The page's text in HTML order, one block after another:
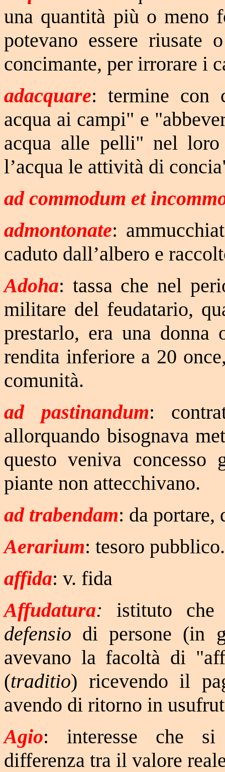
una quantità più o meno
potevano essere
concimante, per irrorare i
adacquare: termine con
acqua ai campi" e
acqua alle pelli" nel loro
l’acqua le attività di
ad commodum et
admontonate:
caduto dall’albero e
Adoha: tassa che nel
militare del feudatario,
prestarlo, era una donna
rendita inferiore a 20 once
comunità.
ad pastinandum:
allorquando bisognava
questo veniva concesso
piante non attecchivano.
ad trabendam: da portare,
Aerarium: tesoro pubblico.
affida: v. fida
Affudatura:istituto
defensio di persone (in
avevano la facoltà di
(traditio) ricevendo il
avendo di ritorno in
Agio: interesse che si
differenza tra il valore